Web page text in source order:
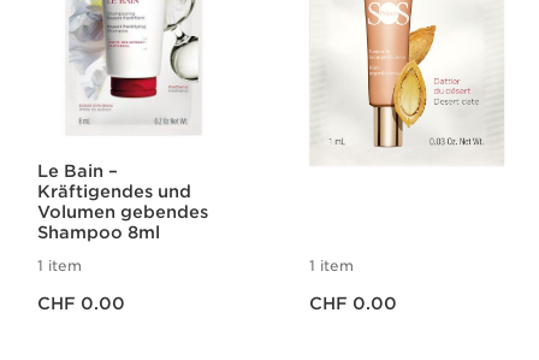
Le Bain –
Kräftigendes und
Volumen gebendes
Shampoo 8ml
1 item
CHF 0.00
SOS PRIMER PEACH
1 item
CHF 0.00